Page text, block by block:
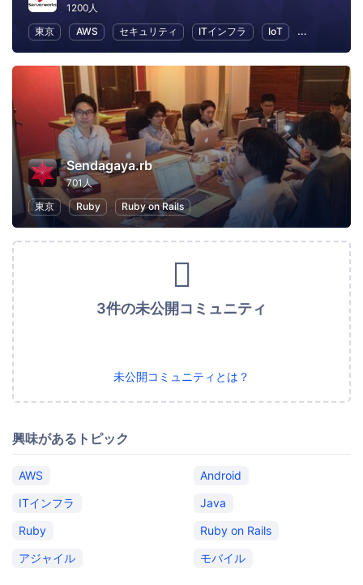
1200人
東京
AWS セキュリティ ITインフラ IoT ビジネス
Sendagaya.rb
701人
東京
Ruby Ruby on Rails
3件の未公開コミュニティ
未公開コミュニティとは？
興味があるトピック
AWS
Android
ITインフラ
Java
Ruby
Ruby on Rails
アジャイル
モバイル